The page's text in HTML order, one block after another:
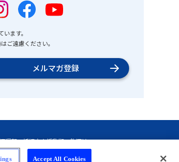
ます。
ご遠慮ください。
メルマガ登録
Accept All Cookies